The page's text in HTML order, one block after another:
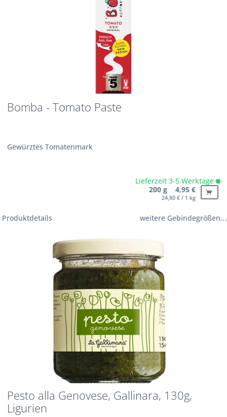
Bomba - Tomato Paste
Gewürztes Tomatenmark
Lieferzeit 3-5 Werktage
200 g 4,95 €
24,80 € / 1 kg
Produktdetails weitere Gebindegrößen...
Pesto alla Genovese, Gallinara, 130g,
Ligurien